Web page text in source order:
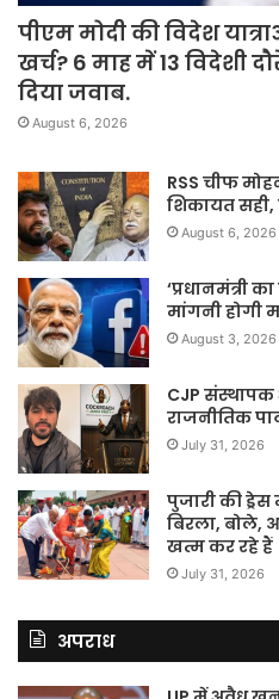
पीएम मोदी की विदेश
खर्च? 6 माह में 13 विदेशी
दिया जवाब.
August 6, 2026
RSS चीफ
शिकायत सही,
August 6, 2026
‘प्रधानमंत्री
मांगनी होगी
August 3, 2026
CJP
राजनीतिक
July 31, 2026
पुजारी की
बिरला, बोले,
खत्म कर रहे हैं
July 31, 2026
अपराध